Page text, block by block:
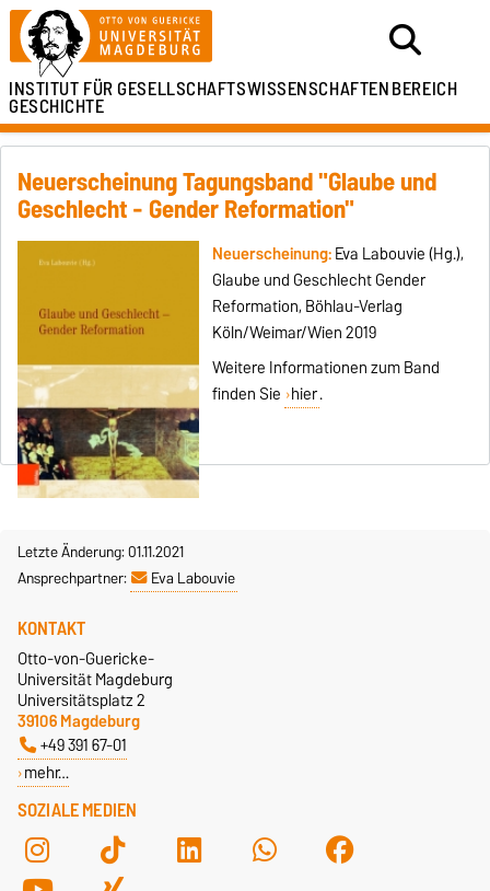
INSTITUT FÜRGESELLSCHAFTSWISSENSCHAFTENBEREICH
GESCHICHTE
Neuerscheinung Tagungsband "Glaube und
Geschlecht - Gender Reformation"
Neuerscheinung:Eva Labouvie (Hg.),
Glaube und Geschlecht Gender
Reformation, Böhlau-Verlag
Köln/Weimar/Wien 2019
Weitere Informationen zum Band
finden Sie hier.
Letzte Änderung: 01.11.2021
Ansprechpartner:
Eva Labouvie
SOZIALE MEDIEN
KONTAKT
Otto-von-Guericke-
Universität Magdeburg
Universitätsplatz 2
39106 Magdeburg
+49 391 67-01
mehr…